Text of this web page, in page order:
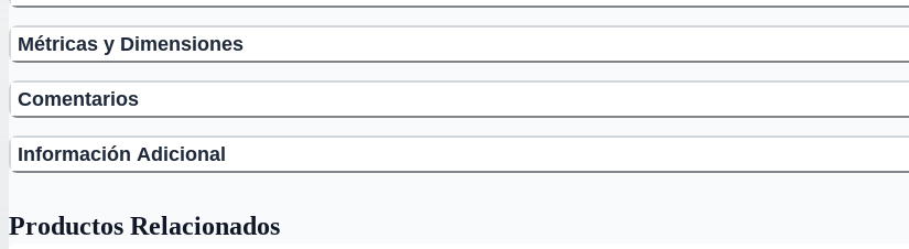
Métricas y Dimensiones
Comentarios
Información Adicional
Productos Relacionados